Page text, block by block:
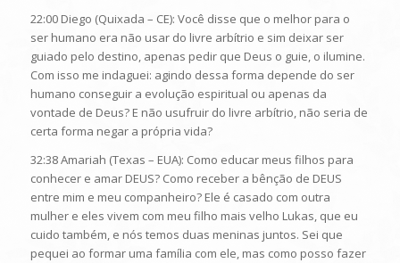
22:00 Diego (Quixada – CE): Você disse que o melhor para o
ser humano era não usar do livre arbítrio e sim deixar ser
guiado pelo destino, apenas pedir que Deus o guie, o ilumine.
Com isso me indaguei: agindo dessa forma depende do ser
humano conseguir a evolução espiritual ou apenas da
vontade de Deus? E não usufruir do livre arbítrio, não seria de
certa forma negar a própria vida?
32:38 Amariah (Texas – EUA): Como educar meus filhos para
conhecer e amar DEUS? Como receber a bênção de DEUS
entre mim e meu companheiro? Ele é casado com outra
mulher e eles vivem com meu filho mais velho Lukas, que eu
cuido também, e nós temos duas meninas juntos. Sei que
pequei ao formar uma família com ele, mas como posso fazer